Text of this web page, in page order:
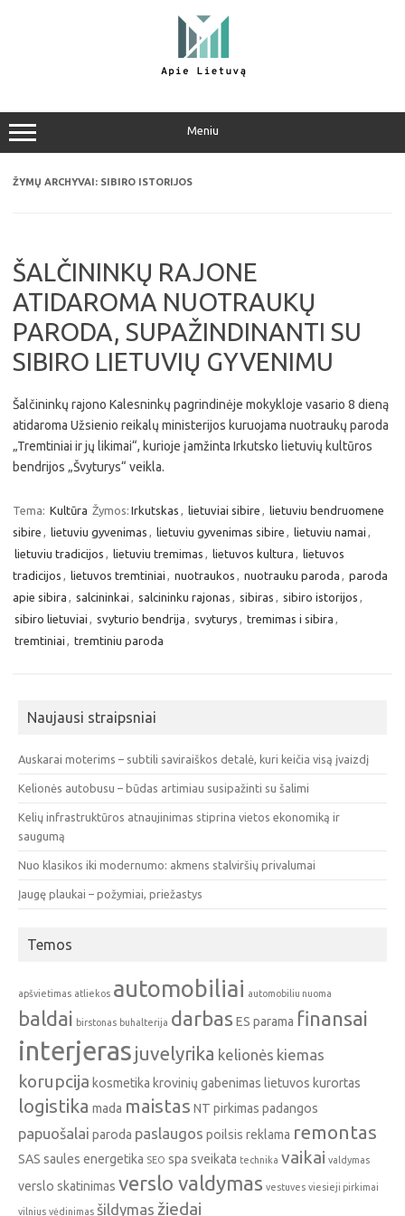
Meniu
ŽYMŲ ARCHYVAI: SIBIRO ISTORIJOS
ŠALČININKŲ RAJONE
ATIDAROMA NUOTRAUKŲ
PARODA, SUPAŽINDINANTI SU
SIBIRO LIETUVIŲ GYVENIMU
Šalčininkų rajono Kalesninkų pagrindinėje mokykloje vasario 8 dieną
atidaroma Užsienio reikalų ministerijos kuruojama nuotraukų paroda
„Tremtiniai ir jų likimai“, kurioje įamžinta Irkutsko lietuvių kultūros
bendrijos „Švyturys“ veikla.
Tema: Kultūra Žymos: Irkutskas , lietuviai sibire , lietuviu bendruomene
sibire , lietuviu gyvenimas , lietuviu gyvenimas sibire , lietuviu namai ,
lietuviu tradicijos , lietuviu tremimas , lietuvos kultura , lietuvos
tradicijos , lietuvos tremtiniai , nuotraukos , nuotrauku paroda , paroda
apie sibira , salcininkai , salcininku rajonas , sibiras , sibiro istorijos ,
sibiro lietuviai , svyturio bendrija , svyturys , tremimas i sibira ,
tremtiniai , tremtiniu paroda
Naujausi straipsniai
Auskarai moterims – subtili saviraiškos detalė, kuri keičia visą įvaizdį
Kelionės autobusu – būdas artimiau susipažinti su šalimi
Kelių infrastruktūros atnaujinimas stiprina vietos ekonomiką ir
saugumą
Nuo klasikos iki modernumo: akmens stalviršių privalumai
Įaugę plaukai – požymiai, priežastys
Temos
apšvietimas atliekos automobiliai automobiliu nuoma
baldai birstonas buhalterija darbas ES parama finansai
interjeras juvelyrika kelionės kiemas
korupcija kosmetika krovinių gabenimas lietuvos kurortas
logistika mada maistas NT pirkimas padangos
papuošalai paroda paslaugos poilsis reklama remontas
SAS saules energetika SEO spa sveikata technika vaikai valdymas
verslo skatinimas verslo valdymas vestuves viesieji pirkimai
vilnius vėdinimas šildymas žiedai